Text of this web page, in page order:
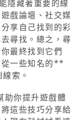
隱藏著重要的線
戲論壇、社交媒
享自己找到的彩
尋找。總之，尋
最終找到它們
一些知名的**
索。
你提升遊戲體
這些技巧分享給